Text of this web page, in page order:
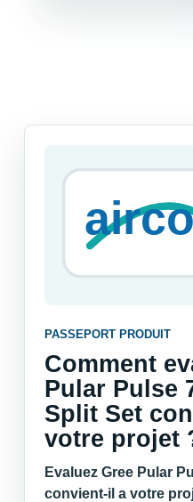
PASSEPORT PRODUIT
Comment
Pular Pulse
Split Set
votre projet
Evaluez Gree Pular
convient-il a votre